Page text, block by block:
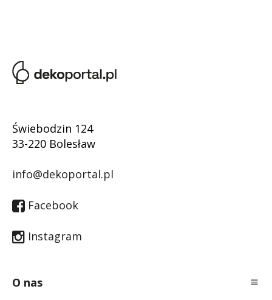
Świebodzin 124
33-220 Bolesław
info@dekoportal.pl
Facebook
Instagram
O nas